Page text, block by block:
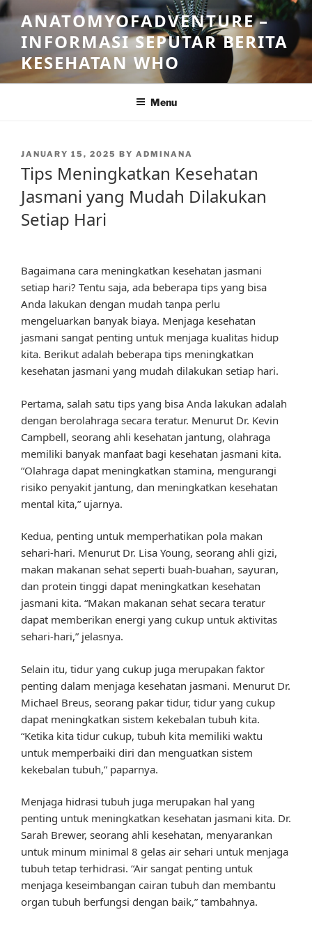
Skip
to
content
ANATOMYOFADVENTURE –
INFORMASI SEPUTAR BERITA
KESEHATAN WHO
Menu
POSTED
ON
JANUARY 15, 2025 BY ADMINANA
Tips Meningkatkan Kesehatan
Jasmani yang Mudah Dilakukan
Setiap Hari
Bagaimana cara meningkatkan kesehatan jasmani
setiap hari? Tentu saja, ada beberapa tips yang bisa
Anda lakukan dengan mudah tanpa perlu
mengeluarkan banyak biaya. Menjaga kesehatan
jasmani sangat penting untuk menjaga kualitas hidup
kita. Berikut adalah beberapa tips meningkatkan
kesehatan jasmani yang mudah dilakukan setiap hari.
Pertama, salah satu tips yang bisa Anda lakukan adalah
dengan berolahraga secara teratur. Menurut Dr. Kevin
Campbell, seorang ahli kesehatan jantung, olahraga
memiliki banyak manfaat bagi kesehatan jasmani kita.
“Olahraga dapat meningkatkan stamina, mengurangi
risiko penyakit jantung, dan meningkatkan kesehatan
mental kita,” ujarnya.
Kedua, penting untuk memperhatikan pola makan
sehari-hari. Menurut Dr. Lisa Young, seorang ahli gizi,
makan makanan sehat seperti buah-buahan, sayuran,
dan protein tinggi dapat meningkatkan kesehatan
jasmani kita. “Makan makanan sehat secara teratur
dapat memberikan energi yang cukup untuk aktivitas
sehari-hari,” jelasnya.
Selain itu, tidur yang cukup juga merupakan faktor
penting dalam menjaga kesehatan jasmani. Menurut Dr.
Michael Breus, seorang pakar tidur, tidur yang cukup
dapat meningkatkan sistem kekebalan tubuh kita.
“Ketika kita tidur cukup, tubuh kita memiliki waktu
untuk memperbaiki diri dan menguatkan sistem
kekebalan tubuh,” paparnya.
Menjaga hidrasi tubuh juga merupakan hal yang
penting untuk meningkatkan kesehatan jasmani kita. Dr.
Sarah Brewer, seorang ahli kesehatan, menyarankan
untuk minum minimal 8 gelas air sehari untuk menjaga
tubuh tetap terhidrasi. “Air sangat penting untuk
menjaga keseimbangan cairan tubuh dan membantu
organ tubuh berfungsi dengan baik,” tambahnya.